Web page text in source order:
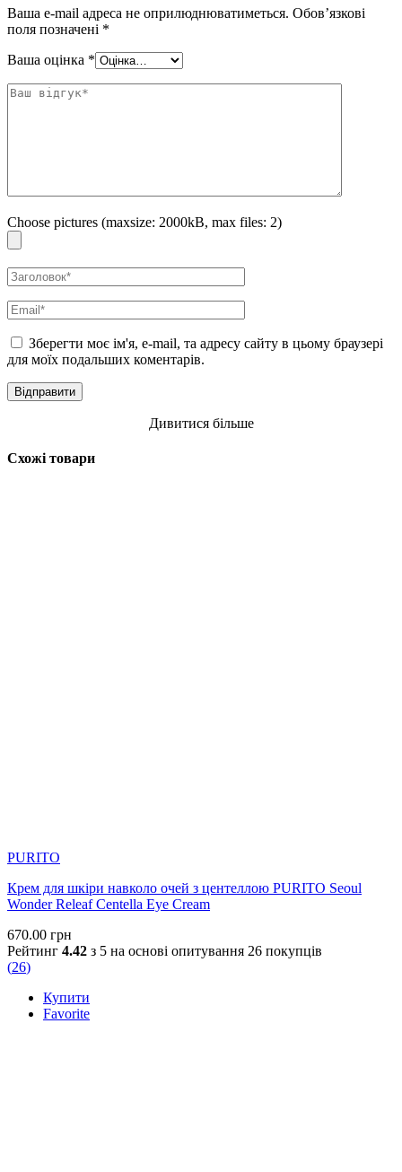
Підходить для чутливої ​​шкіри.
тонізації. Натисніть на кожен дозатор, змішайте серуми між собою і
дбайливо нанесіть на шкіру. Залежно від потреб шкіри
використовуйте різні співвідношення серумів (PHASE 01) та
Засіб являє собою 2 серуми:
зволожуюча – 22 гр
Ваша e-mail адреса не оприлюднюватиметься. Обов’язкові
поля позначені *
Ваша оцінка *
Choose pictures (maxsize: 2000kB, max files: 2)
Зберегти моє ім'я, e-mail, та адресу сайту в цьому браузері
для моїх подальших коментарів.
Дивитися більше
Схожі товари
PURITO
Крем для шкіри навколо очей з центеллою PURITO Seoul
Wonder Releaf Centella Eye Cream
670.00 грн
Рейтинг 4.42 з 5 на основі опитування 26 покупців
(26)
Купити
Favorite